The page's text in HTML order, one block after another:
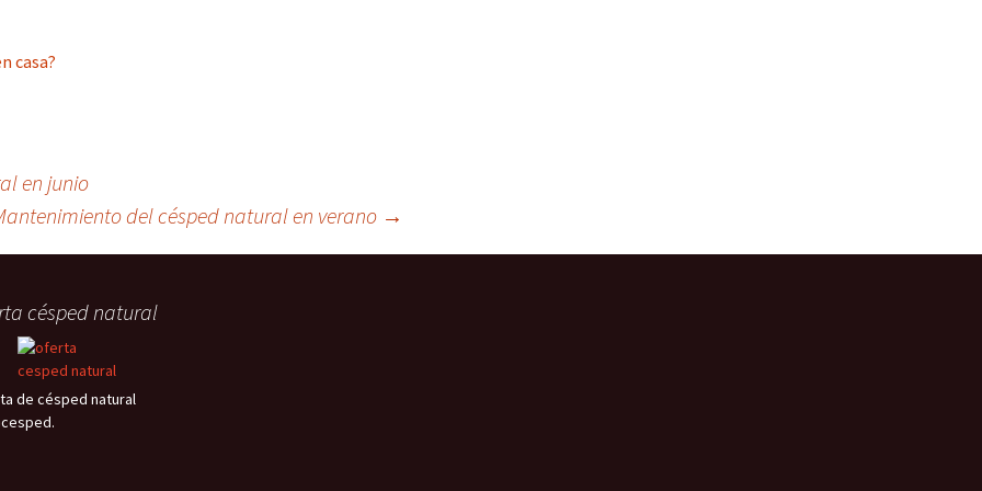
casa?
en junio
del césped natural en verano →
césped natural
de césped natural